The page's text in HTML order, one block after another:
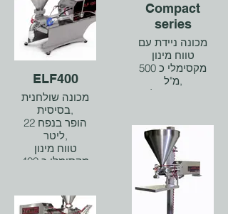
ELF400
מכונה שולחנית
בסיסית,
הופר בנפח 22
ליטר,
טווח מינון
מקסימלי כ 400
שטיפה
Compact
series
מכונה ניידת עם
טווח מינון
מקסימלי כ 500
מ"ל,
ניתן להרכיב עליה
דגם power lift
מאפשר להנמיך
את המשפך לגובה